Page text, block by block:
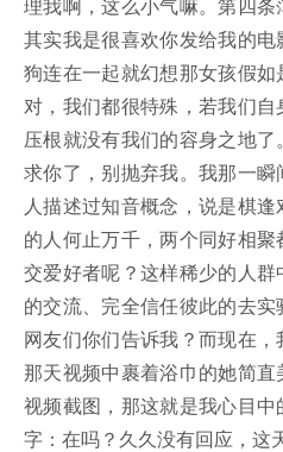
理我啊，这么小气嘛。第四条
其实我是很喜欢你发给我的
狗连在一起就幻想那女孩假
对，我们都很特殊，若我们
压根就没有我们的容身之地了
求你了，别抛弃我。我那一
人描述过知音概念，说是棋
的人何止万千，两个同好相
交爱好者呢？这样稀少的人
的交流、完全信任彼此的去
网友们你们告诉我？而现在，
那天视频中裹着浴巾的她简
视频截图，那这就是我心目
字：在吗？久久没有回应，这